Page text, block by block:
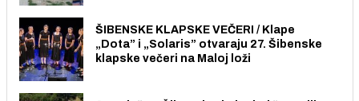
ŠIBENSKE KLAPSKE VEČERI / Klape
„Dota” i „Solaris” otvaraju 27. Šibenske
klapske večeri na Maloj loži